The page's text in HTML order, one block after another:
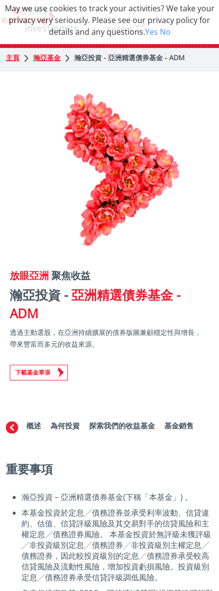
主頁 瀚亞基金 瀚亞投資 - 亞洲精選債券基金 - ADM
放眼亞洲聚焦收益
瀚亞投資 -亞洲精選債券基金 -
ADM
透過主動選股，在亞洲持續擴展的債券版圖兼顧穩定性與增長，
帶來豐富而多元的收益來源。
下載基金單張
概述 為何投資 探索我們的收益基金 基金銷售地點
重要事項
瀚亞投資 – 亞洲精選債券基金(下稱「本基金」) 。
本基金投資於定息╱債務證券並承受利率波動、信貸違
約、估值、信貸評級風險及其交易對手的信貸風險和主
權定息╱債務證券風險。 本基金投資於無評級未獲評級
╱非投資級別定息╱債務證券╱非投資級別主權定息╱
債務證券，因此較投資級別的定息╱債務證券承受較高
信貸風險及流動性風險，增加投資虧損風險。投資級別
定息╱債務證券承受信貸評級調低風險。
May we use cookies to track your activities? We take your
privacy very seriously. Please see our privacy policy for
details and any questions.Yes No